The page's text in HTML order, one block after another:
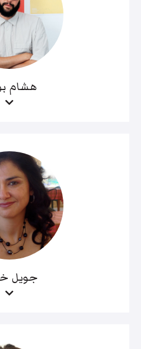
هشام
جويل